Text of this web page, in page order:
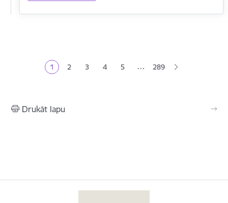
Pašreizējā lapa
1 Lapa
2 Lapa
3 Lapa
4 Lapa
5 … 289
Drukāt lapu